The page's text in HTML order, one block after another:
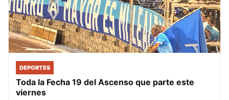
DEPORTES
Toda la Fecha 19 del Ascenso que parte este
viernes